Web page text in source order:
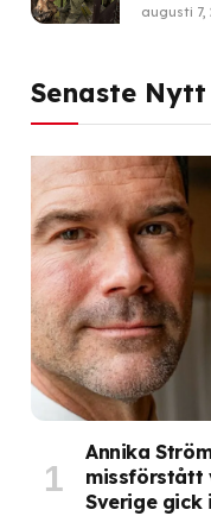
augusti 7,
Senaste Nytt
Annika
missförstått
Sverige gick